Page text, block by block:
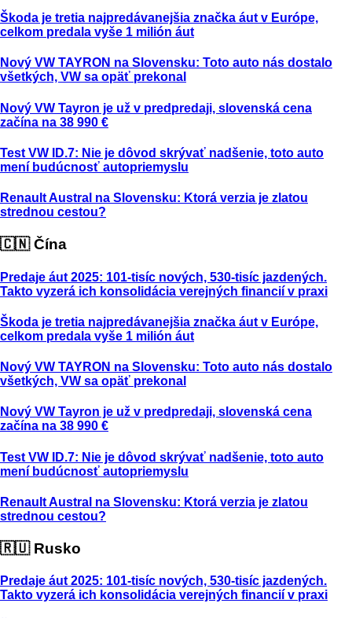
Škoda je tretia najpredávanejšia značka áut v Európe,
celkom predala vyše 1 milión áut
Nový VW TAYRON na Slovensku: Toto auto nás dostalo
všetkých, VW sa opäť prekonal
Nový VW Tayron je už v predpredaji, slovenská cena
začína na 38 990 €
Test VW ID.7: Nie je dôvod skrývať nadšenie, toto auto
mení budúcnosť autopriemyslu
Renault Austral na Slovensku: Ktorá verzia je zlatou
strednou cestou?
🇨🇳 Čína
Predaje áut 2025: 101-tisíc nových, 530-tisíc jazdených.
Takto vyzerá ich konsolidácia verejných financií v praxi
Škoda je tretia najpredávanejšia značka áut v Európe,
celkom predala vyše 1 milión áut
Nový VW TAYRON na Slovensku: Toto auto nás dostalo
všetkých, VW sa opäť prekonal
Nový VW Tayron je už v predpredaji, slovenská cena
začína na 38 990 €
Test VW ID.7: Nie je dôvod skrývať nadšenie, toto auto
mení budúcnosť autopriemyslu
Renault Austral na Slovensku: Ktorá verzia je zlatou
strednou cestou?
🇷🇺 Rusko
Predaje áut 2025: 101-tisíc nových, 530-tisíc jazdených.
Takto vyzerá ich konsolidácia verejných financií v praxi